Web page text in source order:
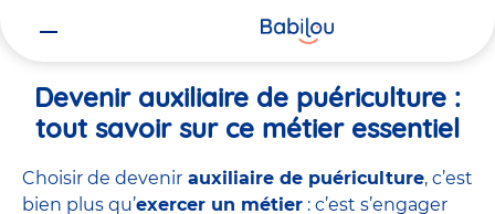
Devenir auxiliaire de puériculture :
tout savoir sur ce métier essentiel
Choisir de devenir auxiliaire de puériculture, c’est
bien plus qu’exercer un métier : c’est s’engager